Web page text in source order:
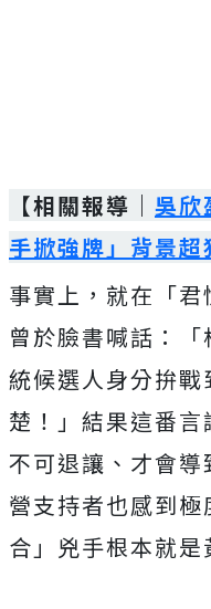
【相關報導｜ 吳欣
手掀強牌」背景
事實上，就在「
曾於臉書喊話：
統候選人身分拚
楚！」結果這番
不可退讓、才會
營支持者也感到
合」兇手根本就是